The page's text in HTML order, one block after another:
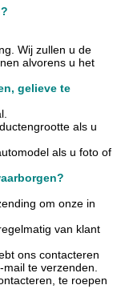
Wij zullen u de
alvorens u het
gelieve te
als u
als u foto of
om onze in
van klant
ons contacteren
te verzenden.
te roepen